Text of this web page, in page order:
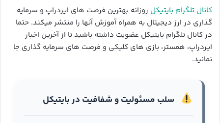
کانال تلگرام بایتیکل روزانه بهترین فرصت های ایردراپ و سرمایه
گذاری در ارز دیجیتال به همراه آموزش آنها را منتشر میکند. حتما
در کانال تلگرام بایتیکل عضویت داشته باشید تا از آخرین اخبار
ایردراپ، همستر، بازی های کلیکی و فرصت های سرمایه گذاری جا
نمانید.
سلب مسئولیت و شفافیت در بایتیکل